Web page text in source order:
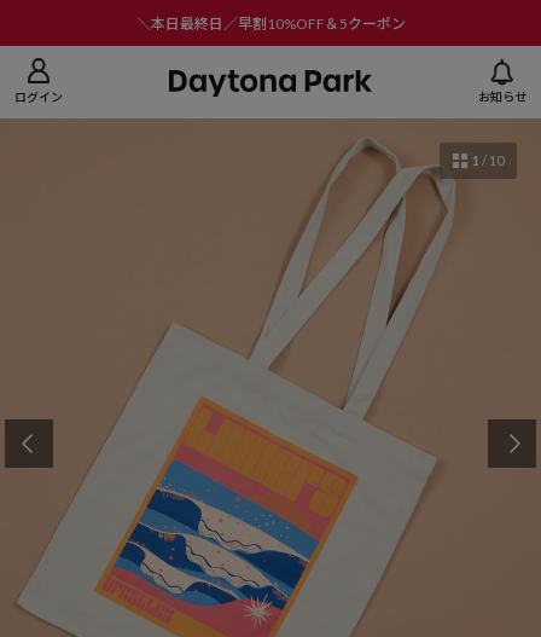
＼本日最終日／早割10%OFF＆5クーポン
ログイン お知らせ
1 / 10